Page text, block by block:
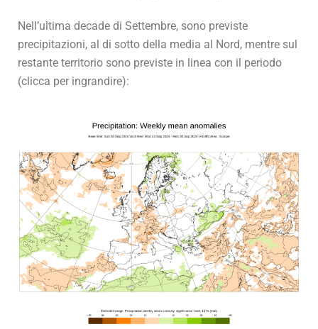
Nell’ultima decade di Settembre, sono previste
precipitazioni, al di sotto della media al Nord, mentre sul
restante territorio sono previste in linea con il periodo
(clicca per ingrandire):